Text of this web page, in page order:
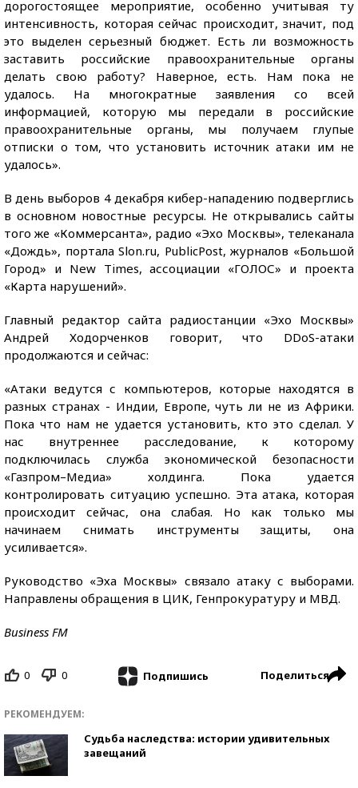
дорогостоящее мероприятие, особенно учитывая ту
интенсивность, которая сейчас происходит, значит, под
это выделен серьезный бюджет. Есть ли возможность
заставить российские правоохранительные органы
делать свою работу? Наверное, есть. Нам пока не
удалось. На многократные заявления со всей
информацией, которую мы передали в российские
правоохранительные органы, мы получаем глупые
отписки о том, что установить источник атаки им не
удалось».
В день выборов 4 декабря кибер-нападению подверглись
в основном новостные ресурсы. Не открывались сайты
того же «Коммерсанта», радио «Эхо Москвы», телеканала
«Дождь», портала Slon.ru, PublicPost, журналов «Большой
Город» и New Times, ассоциации «ГОЛОС» и проекта
«Карта нарушений».
Главный редактор сайта радиостанции «Эхо Москвы»
Андрей Ходорченков говорит, что DDoS-атаки
продолжаются и сейчас:
«Атаки ведутся с компьютеров, которые находятся в
разных странах - Индии, Европе, чуть ли не из Африки.
Пока что нам не удается установить, кто это сделал. У
нас внутреннее расследование, к которому
подключилась служба экономической безопасности
«Газпром–Медиа» холдинга. Пока удается
контролировать ситуацию успешно. Эта атака, которая
происходит сейчас, она слабая. Но как только мы
начинаем снимать инструменты защиты, она
усиливается».
Руководство «Эха Москвы» связало атаку с выборами.
Направлены обращения в ЦИК, Генпрокуратуру и МВД.
Business FM
0 0 Подпишись Поделиться
РЕКОМЕНДУЕМ:
Судьба наследства: истории удивительных
завещаний